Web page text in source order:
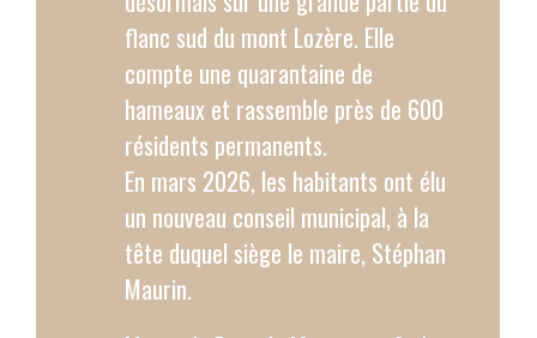
flanc sud du mont Lozère. Elle
compte une quarantaine de
hameaux et rassemble près de 600
résidents permanents.
En mars 2026, les habitants ont élu
un nouveau conseil municipal, à la
tête duquel siège le maire, Stéphan
Maurin.